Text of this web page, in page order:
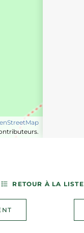
RETOUR À LA LISTE